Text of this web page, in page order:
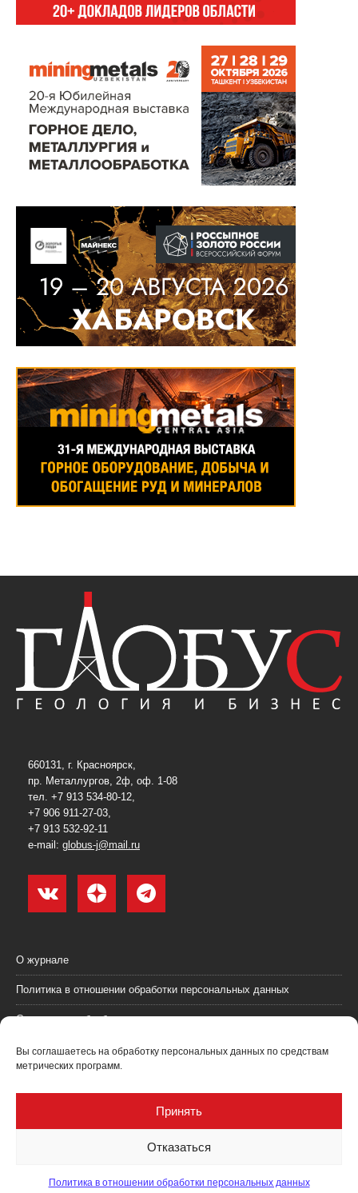
Вы соглашаетесь на обработку персональных данных по средствам
метрических программ.
Принять
Отказаться
Политика в отношении обработки персональных данных
660131, г. Красноярск,
пр. Металлургов, 2ф, оф. 1-08
тел. +7 913 534-80-12,
+7 906 911-27-03,
+7 913 532-92-11
e-mail: globus-j@mail.ru
О журнале
Политика в отношении обработки персональных данных
Согласие на обработку персональных данных
Пользовательское соглашение (оферта)
Журнал "Глобус: геология и бизнес" @ 2021. Все права соблюдены.